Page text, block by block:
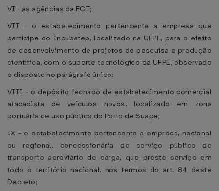
VI - as agências da ECT;
VII - o estabelecimento pertencente a empresa que
participe do Incubatep, localizado na UFPE, para o efeito
de desenvolvimento de projetos de pesquisa e produção
científica, com o suporte tecnológico da UFPE, observado
o disposto no parágrafo único;
VIII - o depósito fechado de estabelecimento comercial
atacadista de veículos novos, localizado em zona
portuária de uso público do Porto de Suape;
IX - o estabelecimento pertencente a empresa, nacional
ou regional, concessionária de serviço público de
transporte aeroviário de carga, que preste serviço em
todo o território nacional, nos termos do art. 84 deste
Decreto;